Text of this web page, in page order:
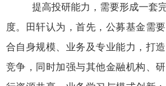
提高投研能力，需要形成一套
度。田轩认为，首先，公募基金需
合自身规模、业务及专业能力，打
竞争，同时加强与其他金融机构、